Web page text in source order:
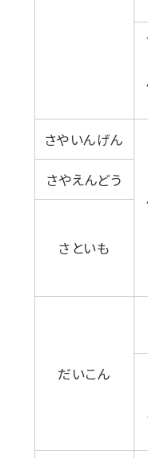
さやいんげん
さやえんどう
さといも
だいこん